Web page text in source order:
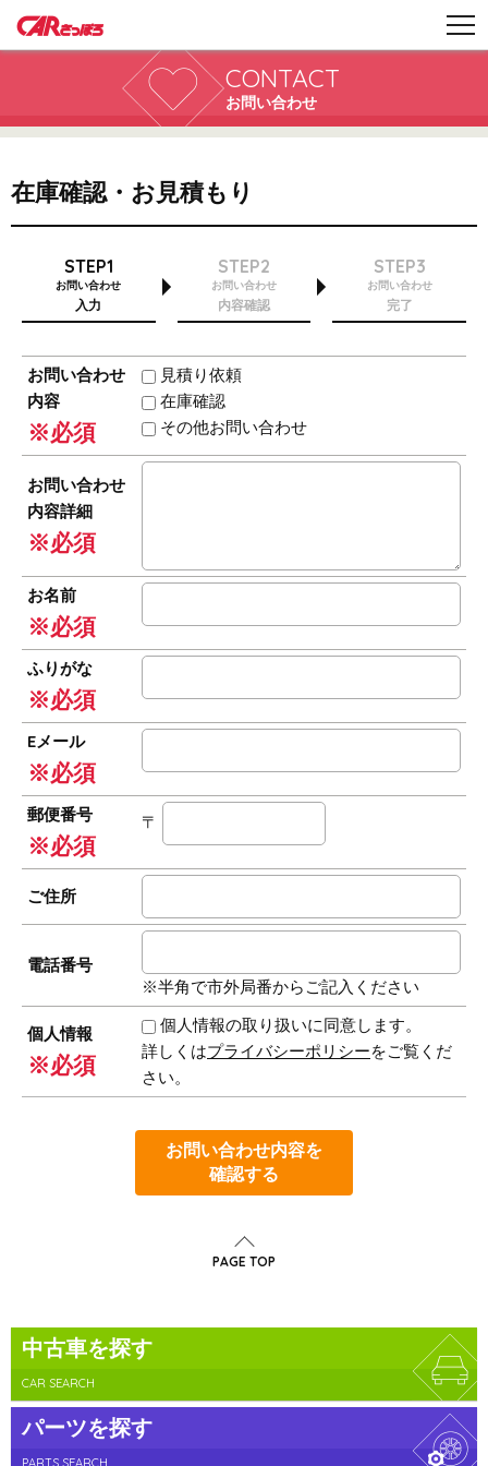
CONTACT
お問い合わせ
在庫確認・お見積もり
STEP1
お問い合わせ
入力
STEP2
お問い合わせ
内容確認
STEP3
お問い合わせ
完了
お問い合わせ
内容
※必須
見積り依頼
在庫確認
その他お問い合わせ
お問い合わせ
内容詳細
※必須
お名前
※必須
ふりがな
※必須
Eメール
※必須
郵便番号
※必須
〒
ご住所
電話番号
※半角で市外局番からご記入ください
個人情報
※必須
個人情報の取り扱いに同意します。
詳しくはプライバシーポリシーをご覧くだ
さい。
お問い合わせ内容を
確認する
PAGE TOP
中古車を探す
CAR SEARCH
パーツを探す
PARTS SEARCH